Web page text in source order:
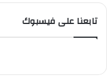
تابعنا على فيسبوك